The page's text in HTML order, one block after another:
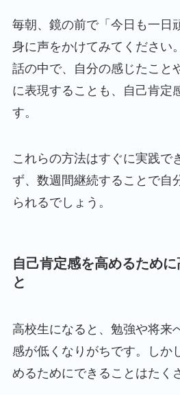
毎朝、鏡の前で「今日も一日
身に声をかけてみてください
話の中で、自分の感じたこと
に表現することも、自己肯定
す。
これらの方法はすぐに実践で
ず、数週間継続することで自
られるでしょう。
自己肯定感を高めるため
と
高校生になると、勉強や将来
感が低くなりがちです。しか
めるためにできることはたく